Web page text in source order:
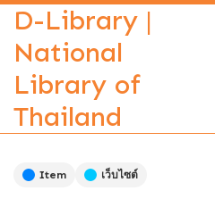
D-Library |
National
Library of
Thailand
Item เว็บไซต์